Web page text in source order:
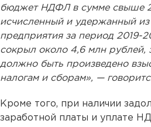
бюджет НДФЛ в сумме свыше
исчисленный и удержанный
предприятия за период 2019-
сокрыл около 4,6 млн рублей,
должно быть произведено
налогам и сборам», —
Кроме того, при наличии
заработной платы и уплате